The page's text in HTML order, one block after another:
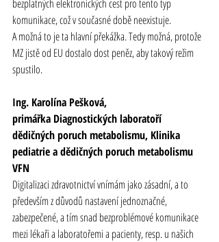
bezplatných elektronických cest pro tento typ
komunikace, což v současné době neexistuje.
A možná to je ta hlavní překážka. Tedy možná, protože
MZ jistě od EU dostalo dost peněz, aby takový režim
spustilo.
Ing. Karolína Pešková,
primářka Diagnostických laboratoří
dědičných poruch metabolismu, Klinika
pediatrie a dědičných poruch metabolismu
VFN
Digitalizaci zdravotnictví vnímám jako zásadní, a to
především z důvodů nastavení jednoznačné,
zabezpečené, a tím snad bezproblémové komunikace
mezi lékaři a laboratořemi a pacienty, resp. u našich